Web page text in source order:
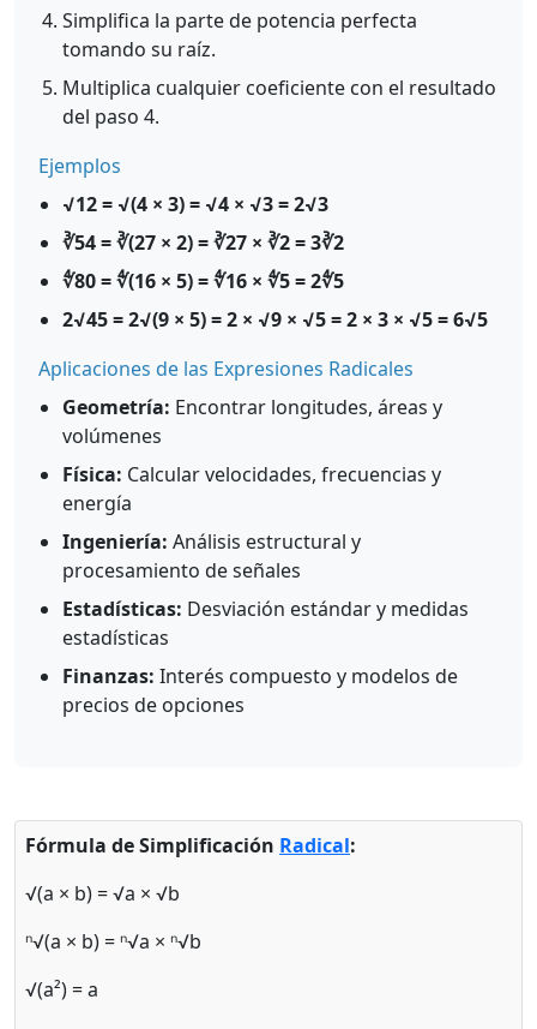
Simplifica la parte de potencia perfecta
tomando su raíz.
Multiplica cualquier coeficiente con el resultado
del paso 4.
Ejemplos
√12 = √(4 × 3) = √4 × √3 = 2√3
∛54 = ∛(27 × 2) = ∛27 × ∛2 = 3∛2
∜80 = ∜(16 × 5) = ∜16 × ∜5 = 2∜5
2√45 = 2√(9 × 5) = 2 × √9 × √5 = 2 × 3 × √5 = 6√5
Aplicaciones de las Expresiones Radicales
Geometría: Encontrar longitudes, áreas y
volúmenes
Física: Calcular velocidades, frecuencias y
energía
Ingeniería: Análisis estructural y
procesamiento de señales
Estadísticas: Desviación estándar y medidas
estadísticas
Finanzas: Interés compuesto y modelos de
precios de opciones
Fórmula de Simplificación Radical:
√(a × b) = √a × √b
ⁿ√(a × b) = ⁿ√a × ⁿ√b
√(a²) = a